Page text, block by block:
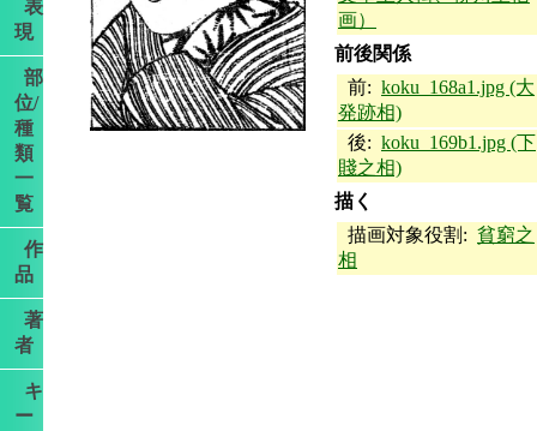
表
現
部
位/
種
類
一
覧
作
品
著
者
キ
ー
画）
前後関係
前: koku_168a1.jpg (大
発跡相)
後: koku_169b1.jpg (下
賤之相)
描く
描画対象役割: 貧窮之
相